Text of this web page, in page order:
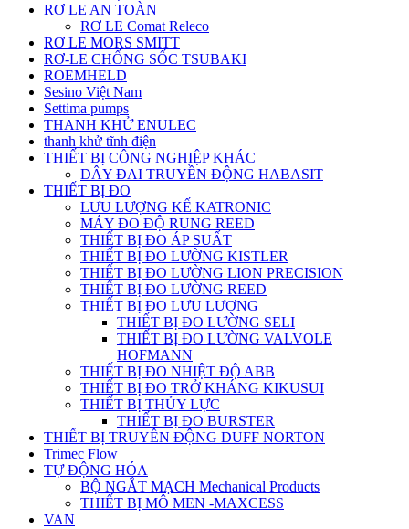
RƠ LE AN TOÀN
RƠ LE Comat Releco
RƠ LE MORS SMITT
RƠ-LE CHỐNG SỐC TSUBAKI
ROEMHELD
Sesino Việt Nam
Settima pumps
THANH KHỬ ENULEC
thanh khử tĩnh điện
THIẾT BỊ CÔNG NGHIỆP KHÁC
DÂY ĐAI TRUYỀN ĐỘNG HABASIT
THIẾT BỊ ĐO
LƯU LƯỢNG KẾ KATRONIC
MÁY ĐO ĐỘ RUNG REED
THIẾT BỊ ĐO ÁP SUẤT
THIẾT BỊ ĐO LƯỜNG KISTLER
THIẾT BỊ ĐO LƯỜNG LION PRECISION
THIẾT BỊ ĐO LƯỜNG REED
THIẾT BỊ ĐO LƯU LƯỢNG
THIẾT BỊ ĐO LƯỜNG SELI
THIẾT BỊ ĐO LƯỜNG VALVOLE
HOFMANN
THIẾT BỊ ĐO NHIỆT ĐỘ ABB
THIẾT BỊ ĐO TRỞ KHÁNG KIKUSUI
THIẾT BỊ THỦY LỰC
THIẾT BỊ ĐO BURSTER
THIẾT BỊ TRUYỀN ĐỘNG DUFF NORTON
Trimec Flow
TỰ ĐỘNG HÓA
BỘ NGẮT MẠCH Mechanical Products
THIẾT BỊ MÔ MEN -MAXCESS
VAN